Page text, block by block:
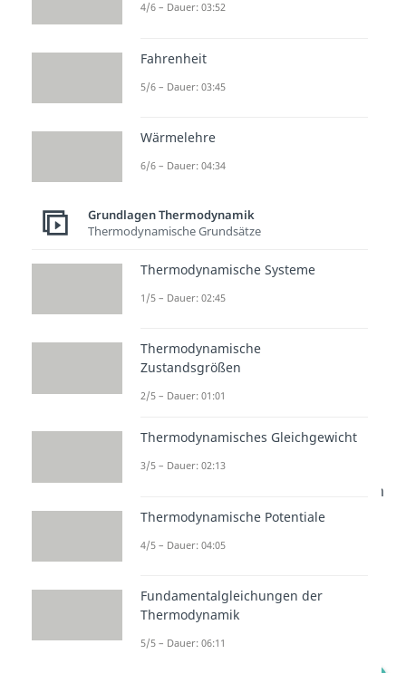
Wie lässt sich eine
berechnen?
allgemeine Entropiebilanz:
Diese Entropiebilanz trifft auch
auf eine Fahrradpumpe zu, die zu
den Verdichtern oder
Kompressoren zählt, was einen
Entropieänderung darstellt.
erkennst du an dem
. Er hat
prinzipiell die Aufgabe den Druck
zu erhöhen, indem er dem System
technische Leistung zuführt. Du
weißt ja, dass ein Elektromotor
Deshalb wird der Verdichter mit
Hilfe von Umgebungsluft gekühlt.
4/6 – Dauer: 03:52
Fahrenheit
5/6 – Dauer: 03:45
Wärmelehre
6/6 – Dauer: 04:34
Grundlagen Thermodynamik
Thermodynamische Grundsätze
Thermodynamische Systeme
1/5 – Dauer: 02:45
Thermodynamische
Zustandsgrößen
2/5 – Dauer: 01:01
Thermodynamisches Gleichgewicht
3/5 – Dauer: 02:13
Thermodynamische Potentiale
4/5 – Dauer: 04:05
Fundamentalgleichungen der
Thermodynamik
5/5 – Dauer: 06:11